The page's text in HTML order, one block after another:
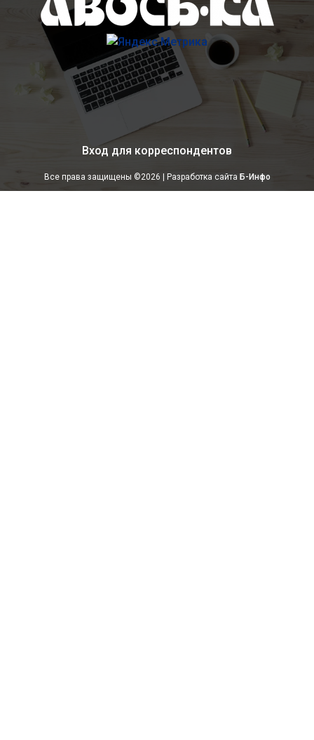
Вход для корреспондентов
Все права защищены ©2026 | Разработка сайта Б-Инфо